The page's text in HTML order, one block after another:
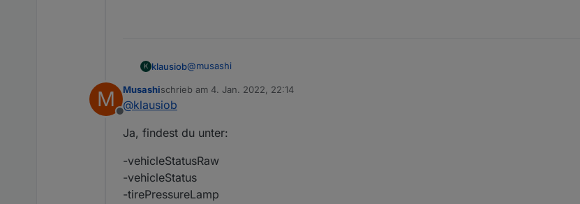
K klausiob@musashi
Hast Du den Reifendruck für jedes Rad in den Objekten? Ich nicht, nur tirePressureLampAll.
M
Offline
Musashischrieb am 4. Jan. 2022, 22:14
zuletzt editiert von
@klausiob
Ja, findest du unter:
-vehicleStatusRaw
-vehicleStatus
-tirePressureLamp